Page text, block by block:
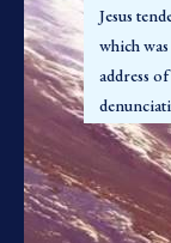
acreditar
na alegria
filiação a
ofereci
judaica,
agora
o meu Pai
líderes
Jesus
which
address
rulers of
1.